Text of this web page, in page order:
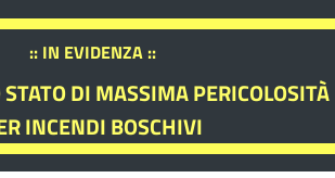
:: IN EVIDENZA ::
DI MASSIMA PERICOLOSITÀ
INCENDI BOSCHIVI